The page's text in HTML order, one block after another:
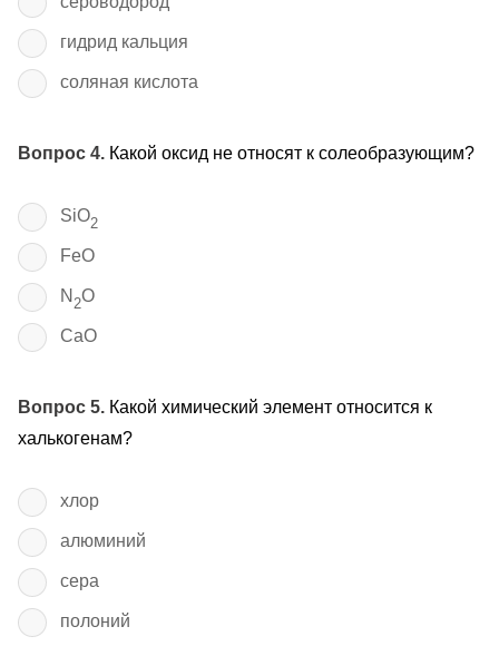
гидрид кальция
соляная кислота
Вопрос 4. Какой оксид не относят к солеобразующим?
SiO2
FeO
N 2O
CaO
Вопрос 5. Какой химический элемент относится к
халькогенам?
хлор
алюминий
сера
полоний